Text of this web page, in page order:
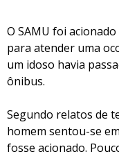
O SAMU foi
para atender uma
um idoso havia
ônibus.
Segundo relatos de
homem sentou-se
fosse acionado.